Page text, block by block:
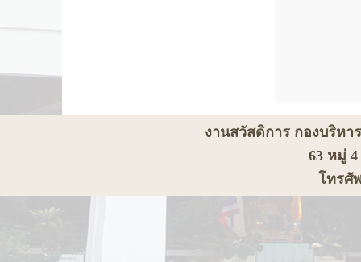
งานสวัสดิการ กองบริห
63 หมู่
โทรศั